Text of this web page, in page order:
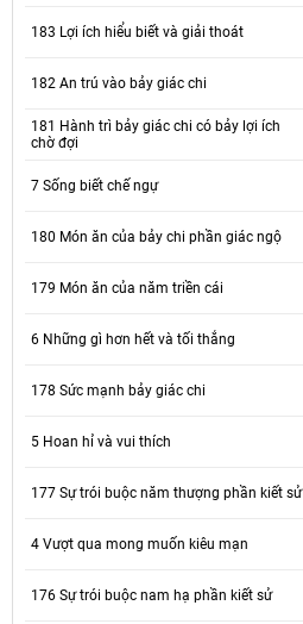
183 Lợi ích hiểu biết và giải thoát
182 An trú vào bảy giác chi
181 Hành trì bảy giác chi có bảy lợi ích
chờ đợi
7 Sống biết chế ngự
180 Món ăn của bảy chi phần giác ngộ
179 Món ăn của năm triền cái
6 Những gì hơn hết và tối thắng
178 Sức mạnh bảy giác chi
5 Hoan hỉ và vui thích
177 Sự trói buộc năm thượng phần kiết sử
4 Vượt qua mong muốn kiêu mạn
176 Sự trói buộc nam hạ phần kiết sử